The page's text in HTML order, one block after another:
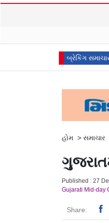
બ્રેકિંગ
કહ્યું "હબીબી, કમ ટુ રાંચી"
હોમ > સમાચાર
Published : 27
Gujarati Mid-day
Share: